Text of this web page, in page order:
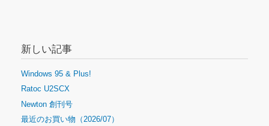
新しい記事
Windows 95 & Plus!
Ratoc U2SCX
Newton 創刊号
最近のお買い物（2026/07）